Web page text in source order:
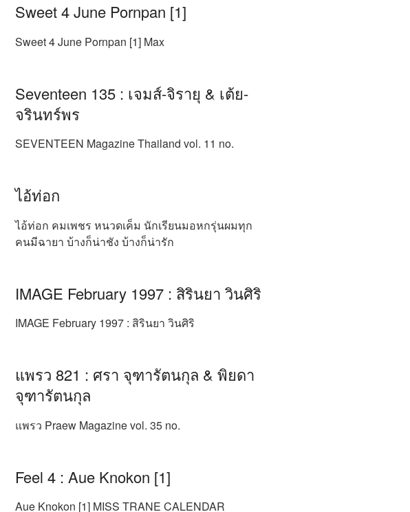
Sweet 4 June Pornpan [1]
Sweet 4 June Pornpan [1] Max
Seventeen 135 : เจมส์-จิรายุ & เต้ย-
จรินทร์พร
SEVENTEEN Magazine Thailand vol. 11 no.
ไอ้ท่อก
ไอ้ท่อก คมเพชร หนวดเค็ม นักเรียนมอหกรุ่นผมทุก
คนมีฉายา บ้างก็น่าชัง บ้างก็น่ารัก
IMAGE February 1997 : สิรินยา วินศิริ
IMAGE February 1997 : สิรินยา วินศิริ
แพรว 821 : ศรา จุฑารัตนกุล & พิยดา
จุฑารัตนกุล
แพรว Praew Magazine vol. 35 no.
Feel 4 : Aue Knokon [1]
Aue Knokon [1] MISS TRANE CALENDAR